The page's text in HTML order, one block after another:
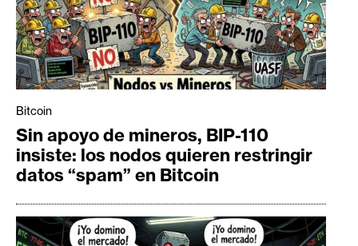
Bitcoin
Sin apoyo de mineros, BIP-110
insiste: los nodos quieren restringir
datos “spam” en Bitcoin